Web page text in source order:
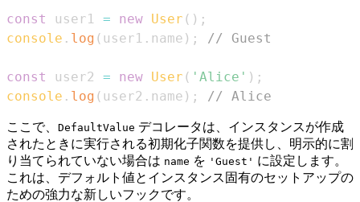
const user1 = new User ( ) ;
console . log ( user1 . name ) ; // Guest
const user2 = new User ( 'Alice' ) ;
console . log ( user2 . name ) ; // Alice
ここで、 DefaultValue デコレータは、インスタンスが作成
されたときに実行される初期化子関数を提供し、明示的に割
り当てられていない場合は name を 'Guest' に設定します。
これは、デフォルト値とインスタンス固有のセットアップの
ための強力な新しいフックです。